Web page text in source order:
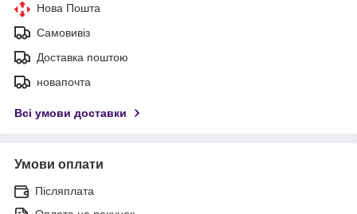
Нова Пошта
Самовивіз
Доставка поштою
новапочта
Всі умови доставки
Умови оплати
Післяплата